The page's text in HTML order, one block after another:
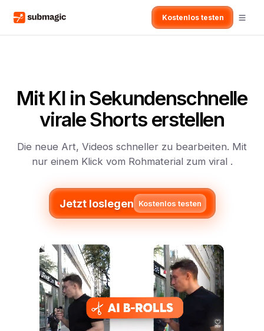
Kostenlos testen
Mit KI in Sekundenschnelle
virale Shorts erstellen
Die neue Art, Videos schneller zu bearbeiten. Mit
nur einem Klick vom Rohmaterial zum viral .
Jetzt loslegen Kostenlos testen